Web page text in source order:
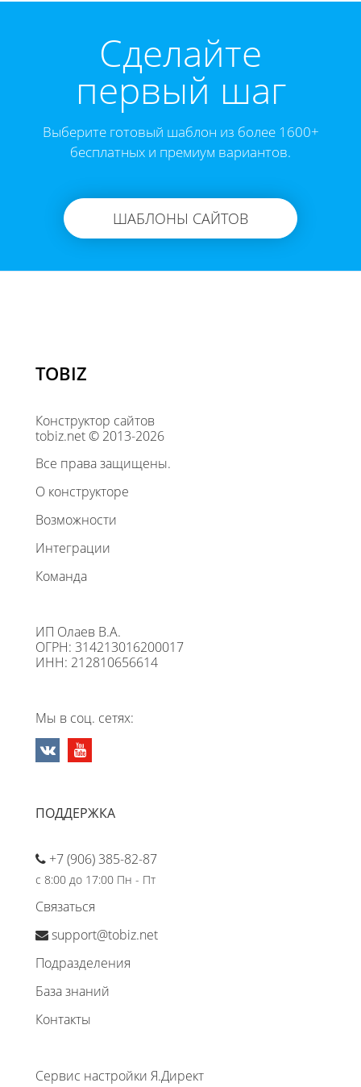
Cделайте
первый шаг
Выберите готовый шаблон из более 1600+
бесплатных и премиум вариантов.
ШАБЛОНЫ САЙТОВ
TOBIZ
Конструктор сайтов
tobiz.net © 2013-2026
Все права защищены.
О конструкторе
Возможности
Интеграции
Команда
ИП Олаев В.А.
ОГРН: 314213016200017
ИНН: 212810656614
Мы в соц. сетях:
ПОДДЕРЖКА
+7 (906) 385-82-87
с 8:00 до 17:00 Пн - Пт
Связаться
support@tobiz.net
Подразделения
База знаний
Контакты
Сервис настройки Я.Директ